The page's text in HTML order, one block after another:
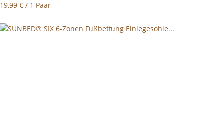
19,99 € / 1 Paar